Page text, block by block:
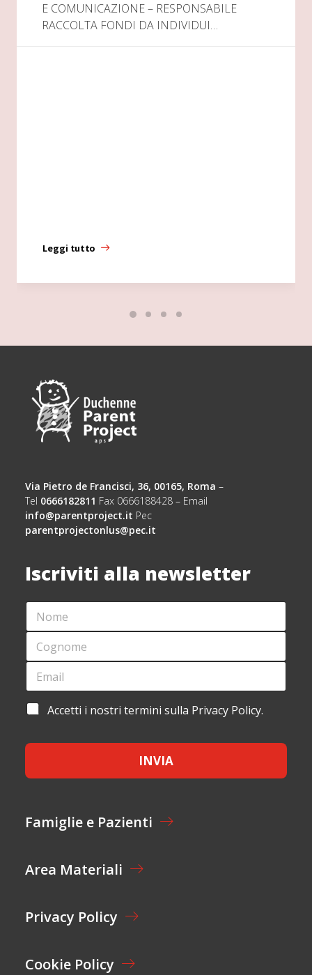
E COMUNICAZIONE – RESPONSABILE
RACCOLTA FONDI DA INDIVIDUI…
Leggi tutto
Via Pietro de Francisci, 36, 00165, Roma –
Tel 0666182811 Fax 0666188428 – Email
info@parentproject.it Pec
parentprojectonlus@pec.it
Iscriviti alla newsletter
N
M
*
C
G
O
E
*
O
M
E
M
L
E
A
I
L
A
E
T
O
*
Accetti i nostri termini sulla Privacy Policy.
INVIA
Famiglie e Pazienti
Area Materiali
Privacy Policy
Cookie Policy